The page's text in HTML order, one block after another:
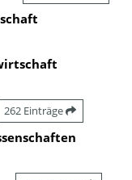
262 Einträge